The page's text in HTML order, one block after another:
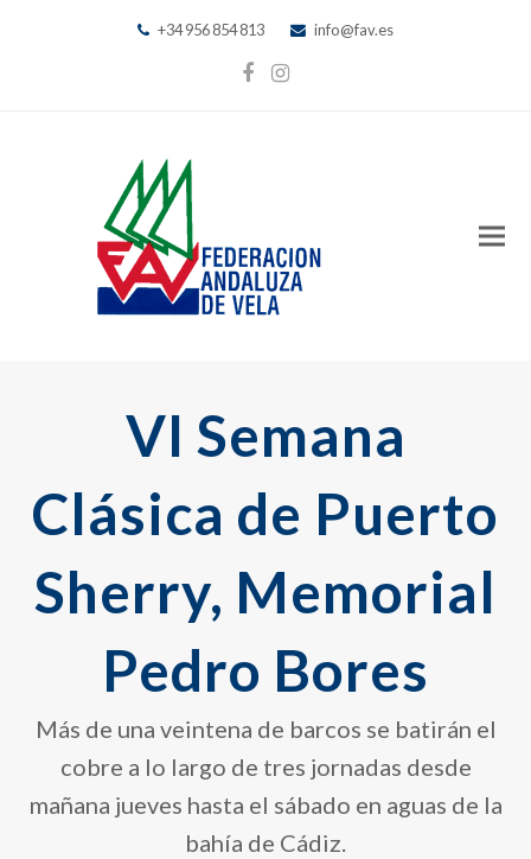
+34 956 854 813 info@fav.es
Facebook
Instagram
VI Semana
Clásica de Puerto
Sherry, Memorial
Pedro Bores
Más de una veintena de barcos se batirán el
cobre a lo largo de tres jornadas desde
mañana jueves hasta el sábado en aguas de la
bahía de Cádiz.